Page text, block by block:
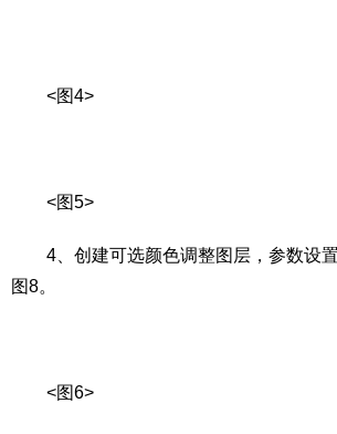
<图4>
<图5>
4、创建可选颜色调整图层，参数设置
图8。
<图6>